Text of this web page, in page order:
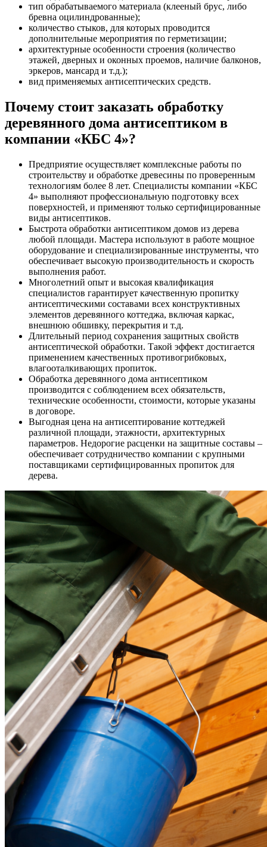
тип обрабатываемого материала (клееный брус, либо
бревна оцилиндрованные);
количество стыков, для которых проводится
дополнительные мероприятия по герметизации;
архитектурные особенности строения (количество
этажей, дверных и оконных проемов, наличие балконов,
эркеров, мансард и т.д.);
вид применяемых антисептических средств.
Почему стоит заказать обработку
деревянного дома антисептиком в
компании «КБС 4»?
Предприятие осуществляет комплексные работы по
строительству и обработке древесины по проверенным
технологиям более 8 лет. Специалисты компании «КБС
4» выполняют профессиональную подготовку всех
поверхностей, и применяют только сертифицированные
виды антисептиков.
Быстрота обработки антисептиком домов из дерева
любой площади. Мастера используют в работе мощное
оборудование и специализированные инструменты, что
обеспечивает высокую производительность и скорость
выполнения работ.
Многолетний опыт и высокая квалификация
специалистов гарантирует качественную пропитку
антисептическими составами всех конструктивных
элементов деревянного коттеджа, включая каркас,
внешнюю обшивку, перекрытия и т.д.
Длительный период сохранения защитных свойств
антисептической обработки. Такой эффект достигается
применением качественных противогрибковых,
влагооталкивающих пропиток.
Обработка деревянного дома антисептиком
производится с соблюдением всех обязательств,
технические особенности, стоимости, которые указаны
в договоре.
Выгодная цена на антисептирование коттеджей
различной площади, этажности, архитектурных
параметров. Недорогие расценки на защитные составы –
обеспечивает сотрудничество компании с крупными
поставщиками сертифицированных пропиток для
дерева.